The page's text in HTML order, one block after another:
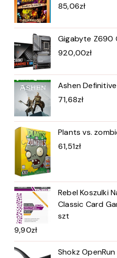
85,06zł
Gigabyte Z690
920,00zł
Ashen
71,68zł
Plants vs.
61,51zł
Rebel Koszulki
Classic Card
szt
9,90zł
Shokz